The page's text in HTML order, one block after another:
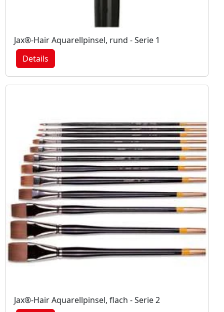
Jax®-Hair Aquarellpinsel, rund - Serie 1
Details
Jax®-Hair Aquarellpinsel, flach - Serie 2